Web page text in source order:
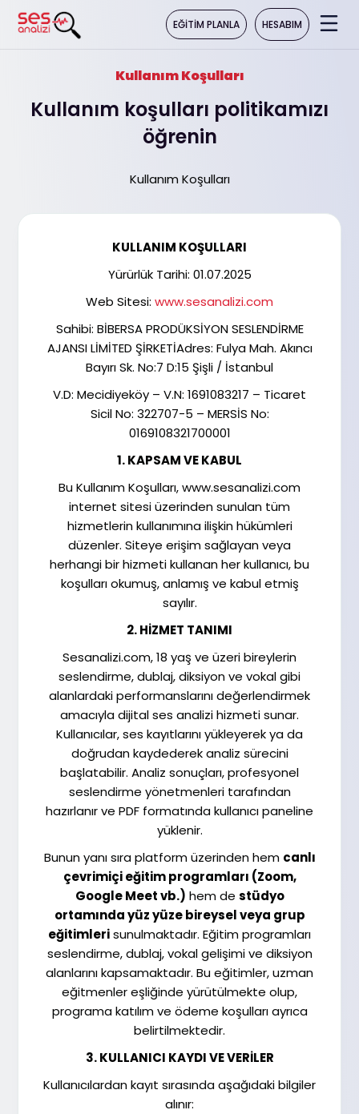
EĞITIM PLANLA HESABIM
Kullanım Koşulları
Kullanım koşulları politikamızı
öğrenin
Kullanım Koşulları
KULLANIM KOŞULLARI
Yürürlük Tarihi: 01.07.2025
Web Sitesi: www.sesanalizi.com
Sahibi: BİBERSA PRODÜKSİYON SESLENDİRME
AJANSI LİMİTED ŞİRKETİAdres: Fulya Mah. Akıncı
Bayırı Sk. No:7 D:15 Şişli / İstanbul
V.D: Mecidiyeköy – V.N: 1691083217 – Ticaret
Sicil No: 322707-5 – MERSİS No:
0169108321700001
1. KAPSAM VE KABUL
Bu Kullanım Koşulları, www.sesanalizi.com
internet sitesi üzerinden sunulan tüm
hizmetlerin kullanımına ilişkin hükümleri
düzenler. Siteye erişim sağlayan veya
herhangi bir hizmeti kullanan her kullanıcı, bu
koşulları okumuş, anlamış ve kabul etmiş
sayılır.
2. HİZMET TANIMI
Sesanalizi.com, 18 yaş ve üzeri bireylerin
seslendirme, dublaj, diksiyon ve vokal gibi
alanlardaki performanslarını değerlendirmek
amacıyla dijital ses analizi hizmeti sunar.
Kullanıcılar, ses kayıtlarını yükleyerek ya da
doğrudan kaydederek analiz sürecini
başlatabilir. Analiz sonuçları, profesyonel
seslendirme yönetmenleri tarafından
hazırlanır ve PDF formatında kullanıcı paneline
yüklenir.
Bunun yanı sıra platform üzerinden hem canlı
çevrimiçi eğitim programları (Zoom,
Google Meet vb.) hem de stüdyo
ortamında yüz yüze bireysel veya grup
eğitimlerisunulmaktadır. Eğitim programları
seslendirme, dublaj, vokal gelişimi ve diksiyon
alanlarını kapsamaktadır. Bu eğitimler, uzman
eğitmenler eşliğinde yürütülmekte olup,
programa katılım ve ödeme koşulları ayrıca
belirtilmektedir.
3. KULLANICI KAYDI VE VERİLER
Kullanıcılardan kayıt sırasında aşağıdaki bilgiler
alınır: